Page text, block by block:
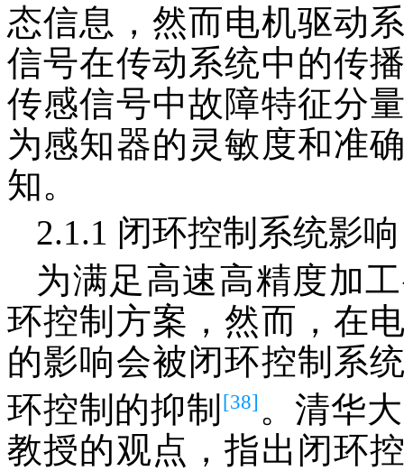
态信息，然而电机驱动
信号在传动系统中的传
传感信号中故障特征分
为感知器的灵敏度和准
知。
2.1.1 闭环控制系统影响
为满足高速高精度加
环控制方案，然而，在
的影响会被闭环控制系
环控制的抑制 [38] 。清华
教授的观点，指出闭环